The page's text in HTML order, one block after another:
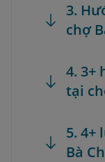
3.
chợ
4. 3+
tại
5. 4+
Bà